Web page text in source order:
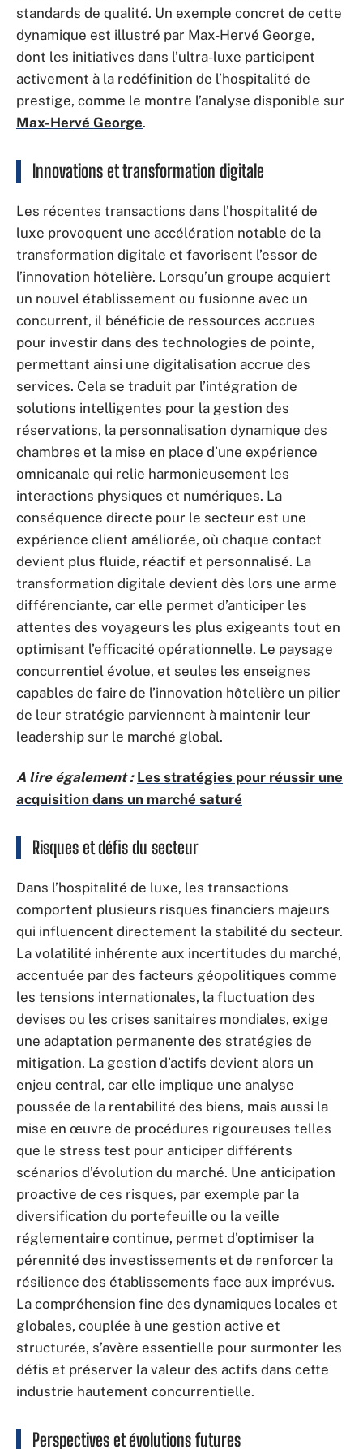
standards de qualité. Un exemple concret de cette
dynamique est illustré par Max-Hervé George,
dont les initiatives dans l’ultra-luxe participent
activement à la redéfinition de l’hospitalité de
prestige, comme le montre l’analyse disponible sur
Max-Hervé George.
Innovations et transformation digitale
Les récentes transactions dans l’hospitalité de
luxe provoquent une accélération notable de la
transformation digitale et favorisent l’essor de
l’innovation hôtelière. Lorsqu’un groupe acquiert
un nouvel établissement ou fusionne avec un
concurrent, il bénéficie de ressources accrues
pour investir dans des technologies de pointe,
permettant ainsi une digitalisation accrue des
services. Cela se traduit par l’intégration de
solutions intelligentes pour la gestion des
réservations, la personnalisation dynamique des
chambres et la mise en place d’une expérience
omnicanale qui relie harmonieusement les
interactions physiques et numériques. La
conséquence directe pour le secteur est une
expérience client améliorée, où chaque contact
devient plus fluide, réactif et personnalisé. La
transformation digitale devient dès lors une arme
différenciante, car elle permet d’anticiper les
attentes des voyageurs les plus exigeants tout en
optimisant l’efficacité opérationnelle. Le paysage
concurrentiel évolue, et seules les enseignes
capables de faire de l’innovation hôtelière un pilier
de leur stratégie parviennent à maintenir leur
leadership sur le marché global.
A lire également : Les stratégies pour réussir une
acquisition dans un marché saturé
Risques et défis du secteur
Dans l’hospitalité de luxe, les transactions
comportent plusieurs risques financiers majeurs
qui influencent directement la stabilité du secteur.
La volatilité inhérente aux incertitudes du marché,
accentuée par des facteurs géopolitiques comme
les tensions internationales, la fluctuation des
devises ou les crises sanitaires mondiales, exige
une adaptation permanente des stratégies de
mitigation. La gestion d’actifs devient alors un
enjeu central, car elle implique une analyse
poussée de la rentabilité des biens, mais aussi la
mise en œuvre de procédures rigoureuses telles
que le stress test pour anticiper différents
scénarios d’évolution du marché. Une anticipation
proactive de ces risques, par exemple par la
diversification du portefeuille ou la veille
réglementaire continue, permet d’optimiser la
pérennité des investissements et de renforcer la
résilience des établissements face aux imprévus.
La compréhension fine des dynamiques locales et
globales, couplée à une gestion active et
structurée, s’avère essentielle pour surmonter les
défis et préserver la valeur des actifs dans cette
industrie hautement concurrentielle.
Perspectives et évolutions futures